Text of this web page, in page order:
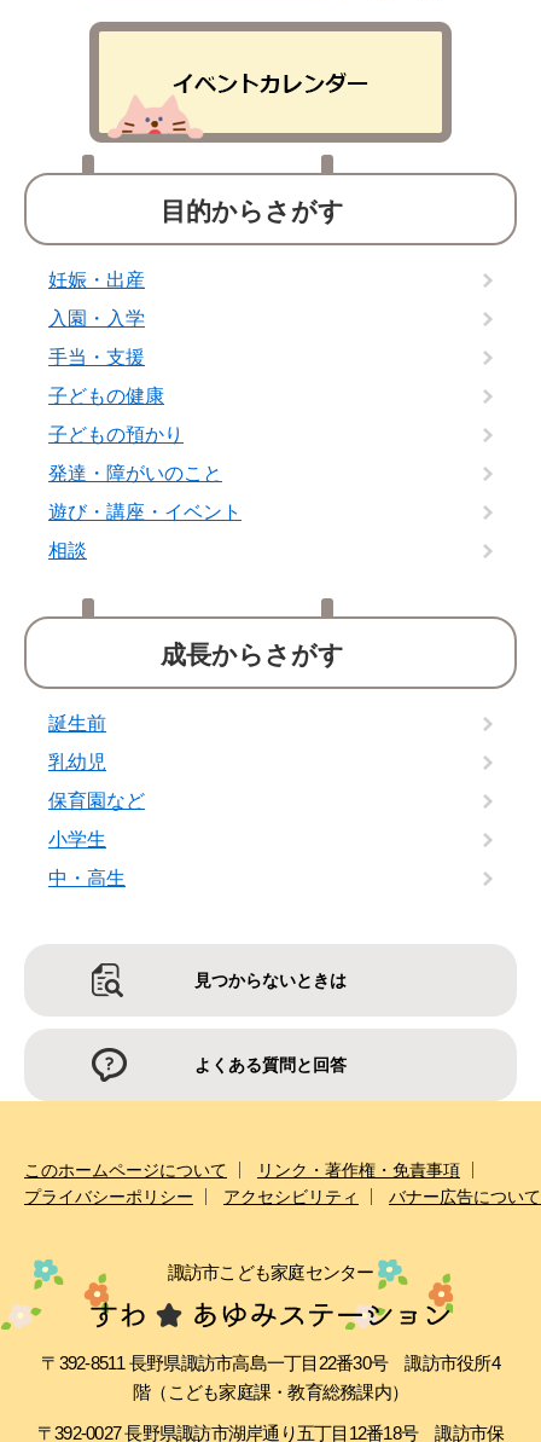
目的からさがす
妊娠・出産
入園・入学
手当・支援
子どもの健康
子どもの預かり
発達・障がいのこと
遊び・講座・イベント
相談
成長からさがす
誕生前
乳幼児
保育園など
小学生
中・高生
見つからないときは
よくある質問と回答
このホームページについて
リンク・著作権・免責事項
プライバシーポリシー
アクセシビリティ バナー広告について
諏訪市こども家庭センター
〒392-8511 長野県諏訪市高島一丁目22番30号 諏訪市役所4
階（こども家庭課・教育総務課内）
〒392-0027 長野県諏訪市湖岸通り五丁目12番18号 諏訪市保